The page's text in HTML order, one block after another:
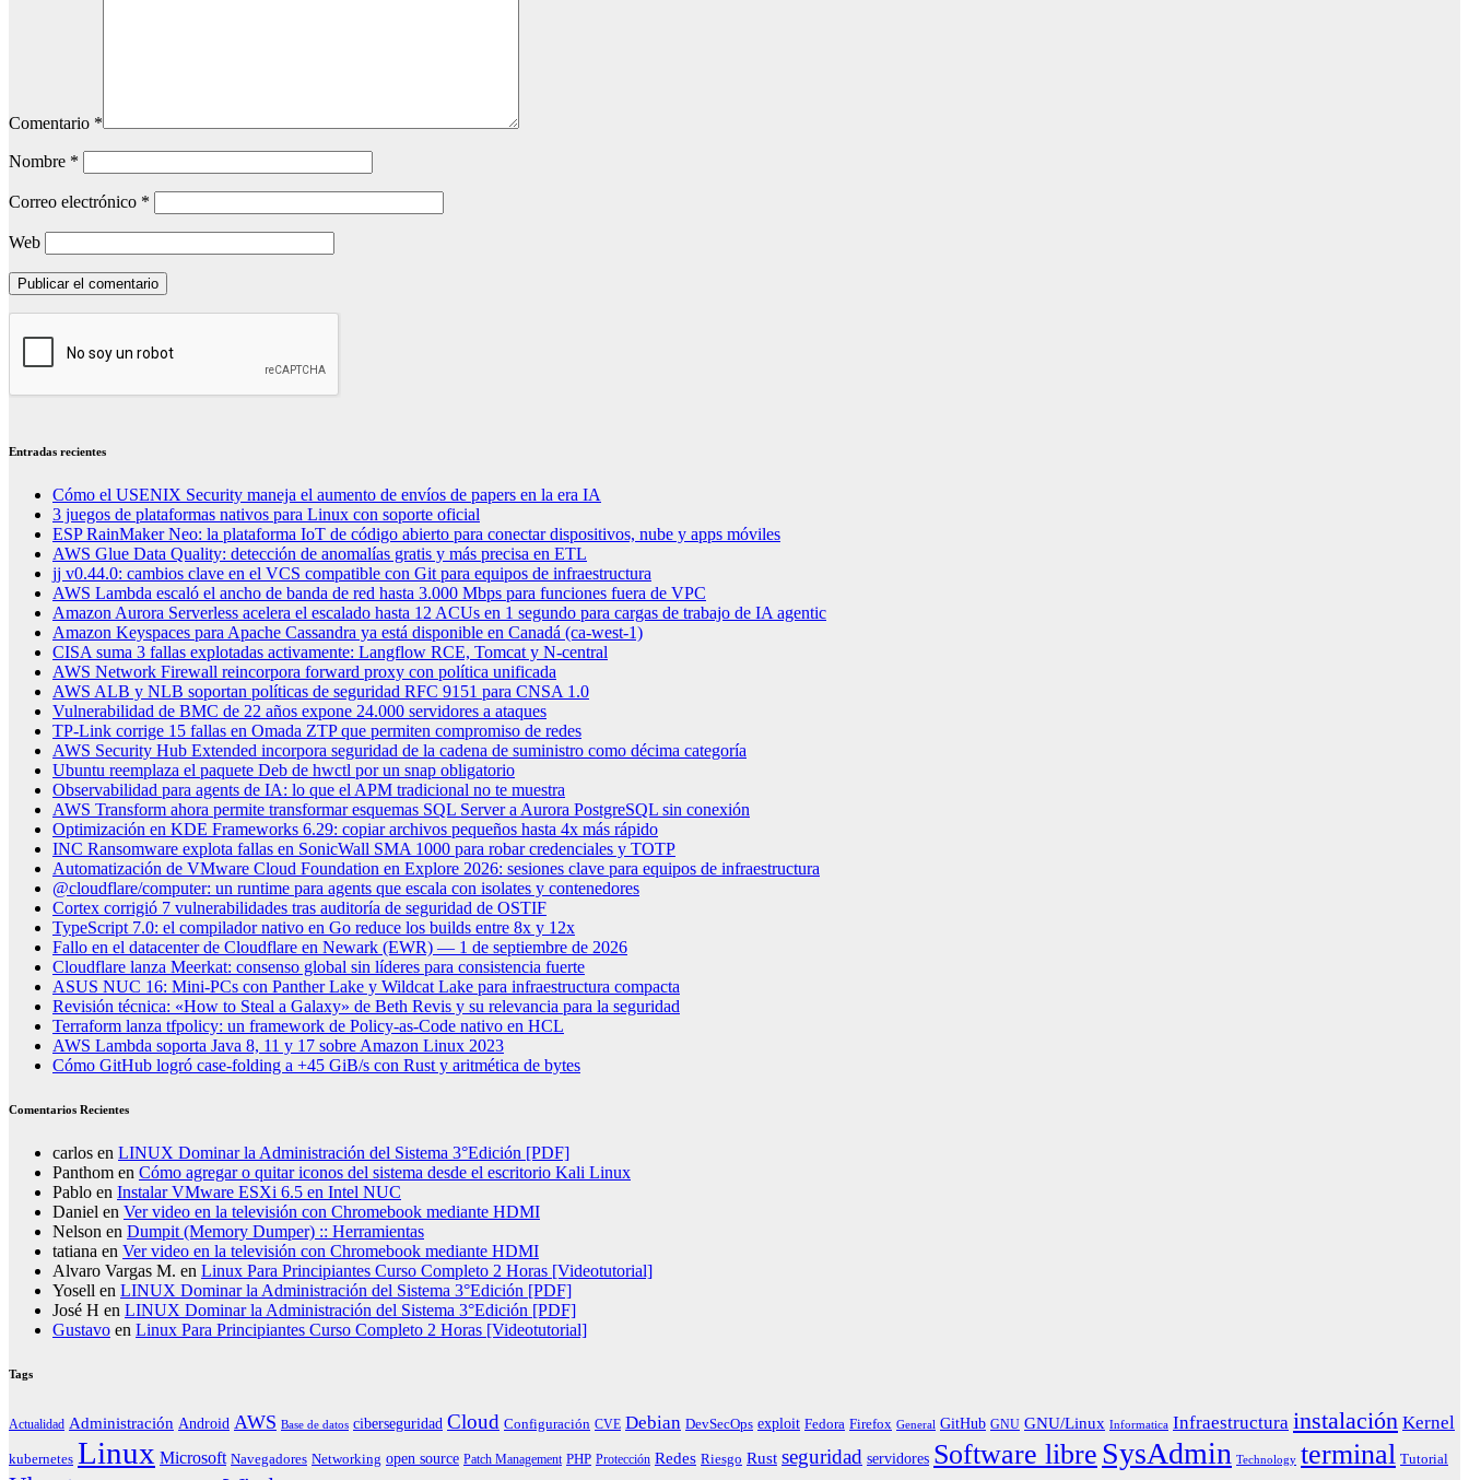
Comentario *
Nombre *
Correo electrónico *
Web
Entradas recientes
Cómo el USENIX Security maneja el aumento de envíos de papers en la era IA
3 juegos de plataformas nativos para Linux con soporte oficial
ESP RainMaker Neo: la plataforma IoT de código abierto para conectar dispositivos, nube y apps móviles
AWS Glue Data Quality: detección de anomalías gratis y más precisa en ETL
jj v0.44.0: cambios clave en el VCS compatible con Git para equipos de infraestructura
AWS Lambda escaló el ancho de banda de red hasta 3.000 Mbps para funciones fuera de VPC
Amazon Aurora Serverless acelera el escalado hasta 12 ACUs en 1 segundo para cargas de trabajo de IA agentic
Amazon Keyspaces para Apache Cassandra ya está disponible en Canadá (ca-west-1)
CISA suma 3 fallas explotadas activamente: Langflow RCE, Tomcat y N-central
AWS Network Firewall reincorpora forward proxy con política unificada
AWS ALB y NLB soportan políticas de seguridad RFC 9151 para CNSA 1.0
Vulnerabilidad de BMC de 22 años expone 24.000 servidores a ataques
TP-Link corrige 15 fallas en Omada ZTP que permiten compromiso de redes
AWS Security Hub Extended incorpora seguridad de la cadena de suministro como décima categoría
Ubuntu reemplaza el paquete Deb de hwctl por un snap obligatorio
Observabilidad para agents de IA: lo que el APM tradicional no te muestra
AWS Transform ahora permite transformar esquemas SQL Server a Aurora PostgreSQL sin conexión
Optimización en KDE Frameworks 6.29: copiar archivos pequeños hasta 4x más rápido
INC Ransomware explota fallas en SonicWall SMA 1000 para robar credenciales y TOTP
Automatización de VMware Cloud Foundation en Explore 2026: sesiones clave para equipos de infraestructura
@cloudflare/computer: un runtime para agents que escala con isolates y contenedores
Cortex corrigió 7 vulnerabilidades tras auditoría de seguridad de OSTIF
TypeScript 7.0: el compilador nativo en Go reduce los builds entre 8x y 12x
Fallo en el datacenter de Cloudflare en Newark (EWR) — 1 de septiembre de 2026
Cloudflare lanza Meerkat: consenso global sin líderes para consistencia fuerte
ASUS NUC 16: Mini-PCs con Panther Lake y Wildcat Lake para infraestructura compacta
Revisión técnica: «How to Steal a Galaxy» de Beth Revis y su relevancia para la seguridad
Terraform lanza tfpolicy: un framework de Policy-as-Code nativo en HCL
AWS Lambda soporta Java 8, 11 y 17 sobre Amazon Linux 2023
Cómo GitHub logró case-folding a +45 GiB/s con Rust y aritmética de bytes
Comentarios Recientes
carlos en LINUX Dominar la Administración del Sistema 3°Edición [PDF]
Panthom en Cómo agregar o quitar iconos del sistema desde el escritorio Kali Linux
Pablo en Instalar VMware ESXi 6.5 en Intel NUC
Daniel en Ver video en la televisión con Chromebook mediante HDMI
Nelson en Dumpit (Memory Dumper) :: Herramientas
tatiana en Ver video en la televisión con Chromebook mediante HDMI
Alvaro Vargas M. en Linux Para Principiantes Curso Completo 2 Horas [Videotutorial]
Yosell en LINUX Dominar la Administración del Sistema 3°Edición [PDF]
José H en LINUX Dominar la Administración del Sistema 3°Edición [PDF]
Gustavo en Linux Para Principiantes Curso Completo 2 Horas [Videotutorial]
Tags
Actualidad Administración Android AWS Base de datos ciberseguridad Cloud Configuración CVE Debian DevSecOps exploit Fedora Firefox General GitHub GNU GNU/Linux Informatica Infraestructura instalación Kernel
kubernetes Linux Microsoft Navegadores Networking open source Patch Management PHP Protección Redes Riesgo Rust seguridad servidores Software libre SysAdmin Technology terminal Tutorial